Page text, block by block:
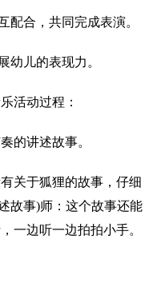
合，共同完成表演。
儿的表现力。
活动过程：
讲述故事。
于狐狸的故事，仔细
故事)师：这个故事还能
一边听一边拍拍小手。